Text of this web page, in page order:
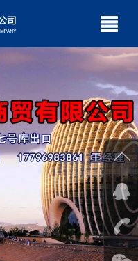
网站首页
关于我们
产品展示
成功案例
新闻中心
公司理念
诚聘英才
在线订购